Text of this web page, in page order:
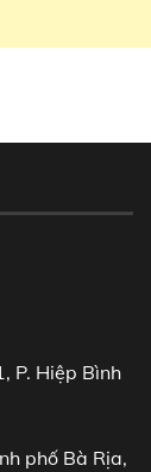
P. Hiệp Bình
phố Bà Rịa,